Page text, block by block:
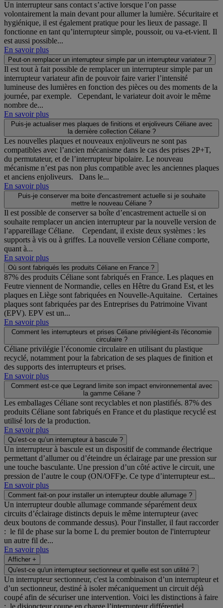
Un interrupteur sans contact s’active lorsque l’on passe
volontairement la main devant pour allumer la lumière. Sécuritaire et
hygiénique, il est également pratique pour les lieux de passage. Il
fonctionne en tant qu’interrupteur simple, poussoir, ou va-et-vient. Il
est aussi possible...
En savoir plus
Peut-on remplacer un interrupteur simple par un interrupteur variateur ?
Il est tout à fait possible de remplacer un interrupteur simple par un
interrupteur variateur afin de pouvoir faire varier l’intensité
lumineuse des lumières en fonction des pièces ou des moments de la
journée, par exemple. Cependant, le variateur doit avoir le même
nombre de...
En savoir plus
Puis-je actualiser mes plaques de finitions et enjoliveurs Céliane avec
la dernière collection Céliane ?
Les nouvelles plaques et nouveaux enjoliveurs ne sont pas
compatibles avec l’ancien mécanisme dans le cas des prises 2P+T,
du permutateur, et de l’interrupteur bipolaire. Le nouveau
mécanisme n’est pas non plus compatible avec les anciennes plaques
et anciens enjoliveurs. Dans le...
En savoir plus
Puis-je conserver ma boite d'encastrement actuelle si je souhaite
mettre le nouveau Céliane ?
Il est possible de conserver sa boîte d’encastrement actuelle si on
souhaite remplacer un ancien interrupteur par la nouvelle version de
l’appareillage Céliane. Cependant, il existe deux systèmes : les
supports à vis ou à griffes. La nouvelle version Céliane comporte,
quant à...
En savoir plus
Où sont fabriqués les produits Céliane en France ?
87% des produits Céliane sont fabriqués en France. Les plaques en
Feutre viennent de Normandie, celles en Hêtre du Grand Est, et les
plaques en Liège sont fabriquées en Nouvelle-Aquitaine. Certaines
plaques sont fabriquées par des Entreprises du Patrimoine Vivant
(EPV). EPV est un...
En savoir plus
Comment les interrupteurs et prises Céliane privilégient-ils l'économie
circulaire ?
Céliane privilégie l’économie circulaire en utilisant du plastique
recyclé, notamment pour la fabrication de ses plaques de finition et
des supports des interrupteurs et prises.
En savoir plus
Comment est-ce que Legrand limite son impact environnemental avec
la gamme Céliane ?
Les emballages Céliane sont recyclables et non plastifiés. 87% des
produits Céliane sont fabriqués en France et du plastique recyclé est
utilisé lors de la production.
En savoir plus
Qu’est-ce qu’un interrupteur à bascule ?
Un interrupteur à bascule est un dispositif de commande électrique
permettant d’allumer ou d’éteindre un éclairage par une pression sur
une touche basculante. Une pression d’un côté active le circuit, une
pression de l’autre le coup (ON/OFF)e. Ce type d’interrupteur est...
En savoir plus
Comment fait-on pour installer un interrupteur double allumage ?
Un interrupteur double allumage commande séparément deux
circuits d’éclairage distincts depuis le même interrupteur (avec
deux boutons de commande dessus). Pour l'installer, il faut raccorder
: le fil de phase sur la borne L du premier bouton de l'interrupteur
un autre fil de...
En savoir plus
Afficher +
Qu'est-ce qu'un interrupteur sectionneur et quelle est son utilité ?
Un interrupteur sectionneur, c'est la combinaison d’un interrupteur et
d’un sectionneur, destiné à isoler mécaniquement un circuit déjà
coupé afin de sécuriser une intervention. Voici les distinctions à faire